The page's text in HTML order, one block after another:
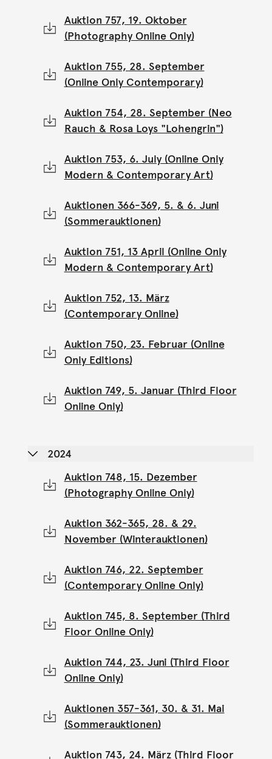
Auktion 757, 19. Oktober
(Photography Online Only)
Auktion 755, 28. September
(Online Only Contemporary)
Auktion 754, 28. September (Neo
Rauch & Rosa Loys "Lohengrin")
Auktion 753, 6. July (Online Only
Modern & Contemporary Art)
Auktionen 366-369, 5. & 6. Juni
(Sommerauktionen)
Auktion 751, 13 April (Online Only
Modern & Contemporary Art)
Auktion 752, 13. März
(Contemporary Online)
Auktion 750, 23. Februar (Online
Only Editions)
Auktion 749, 5. Januar (Third Floor
Online Only)
2024
Auktion 748, 15. Dezember
(Photography Online Only)
Auktion 362-365, 28. & 29.
November (Winterauktionen)
Auktion 746, 22. September
(Contemporary Online Only)
Auktion 745, 8. September (Third
Floor Online Only)
Auktion 744, 23. Juni (Third Floor
Online Only)
Auktionen 357-361, 30. & 31. Mai
(Sommerauktionen)
Auktion 743, 24. März (Third Floor